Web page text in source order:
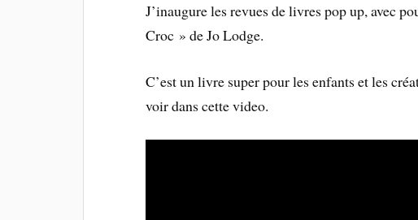
J’inaugure les revues de livres pop up, avec
Croc » de Jo Lodge.
C’est un livre super pour les enfants et les
voir dans cette video.